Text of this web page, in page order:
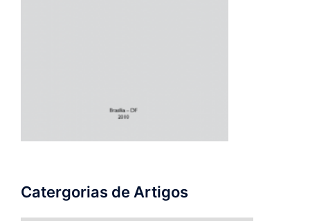
Catergorias de Artigos